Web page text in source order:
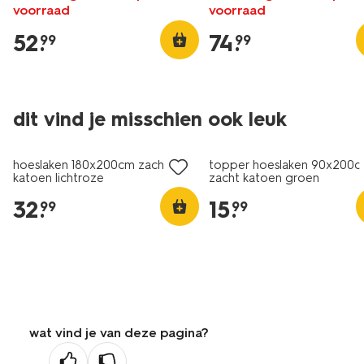
voorraad
52.
99
voorraad
74.
99
dit vind je misschien ook leuk
hoeslaken 180x200cm zacht
katoen lichtroze
32.
99
topper hoeslaken
zacht katoen groen
15.
99
wat vind je van deze pagina?